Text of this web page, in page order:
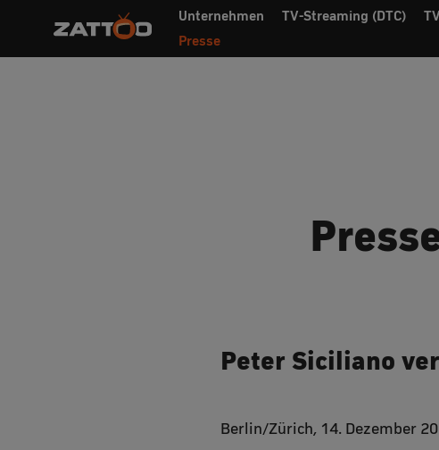
Unternehmen TV-Streaming (DTC)
Presse
Peter Siciliano
Berlin/Zürich, 14. Dezember